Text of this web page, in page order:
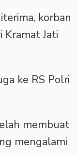
korban
Kramat Jati
ke RS Polri
membuat
mengalami